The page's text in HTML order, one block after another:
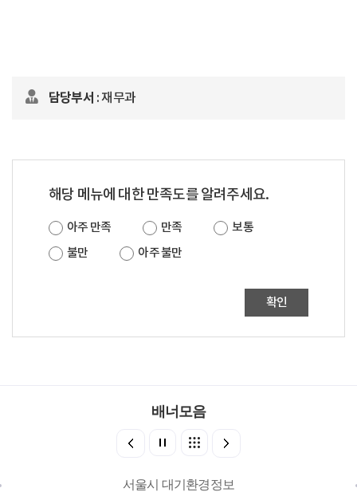
담당부서 : 재무과
해당 메뉴에 대한 만족도를 알려주세요.
아주 만족 만족
보통
불만
아주 불만
확인
배너모음
서울시 대기환경정보